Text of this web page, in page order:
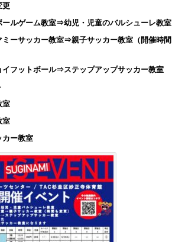
更
ルゲーム教室⇒幼児・児童のバルシューレ教室
ーサッカー教室⇒親子サッカー教室（開催時間
フットボール⇒ステップアップサッカー教室
室
室
ー教室